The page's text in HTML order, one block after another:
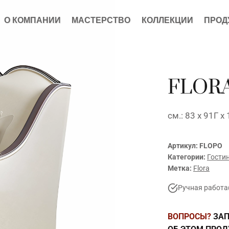
О КОМПАНИИ МАСТЕРСТВО КОЛЛЕКЦИИ
см.: 83 x 91Г x
Артикул: FLOPO
Категории:
Метка: Flora
Ручная работа
ВОПРОСЫ?